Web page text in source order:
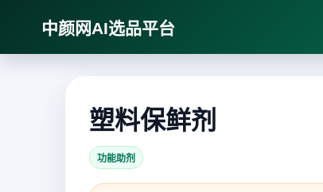
中颜网AI选品平台
塑料保鲜剂
功能助剂